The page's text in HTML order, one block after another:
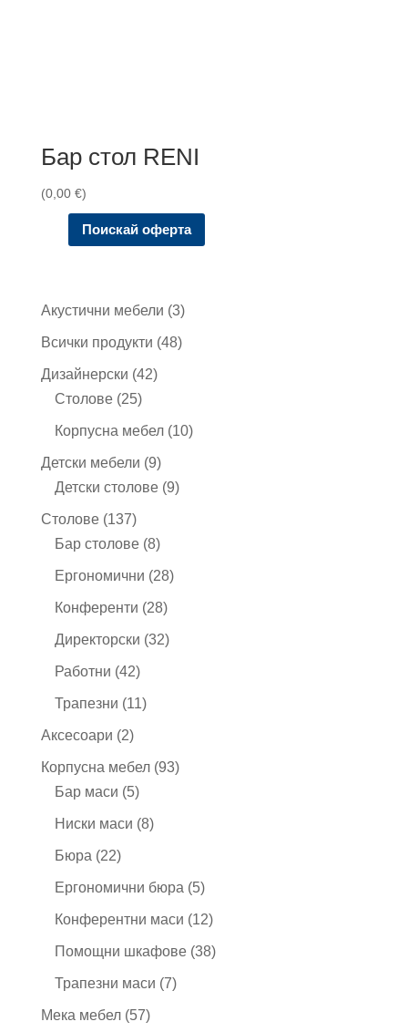
Бар стол RENI
(0,00 €)
Поискай оферта
Акустични мебели 33
продукта
Всички продукти 4848
Дизайнерски 4242
Столове 2525
продукта
Корпусна мебел 1010
Детски мебели 99
продукта
Детски столове 99
Столове 137137
продукта
Бар столове 88
продукта
Ергономични 2828
Конференти 2828
продукта
Директорски 3232
Работни 4242
продукта
Трапезни 1111
Аксесоари 22
продукта
Корпусна мебел 9393
Бар маси 55
продукта
Ниски маси 88
Бюра 2222
продукта
Ергономични бюра 55
продукта
Конферентни маси 1212
продукта
Помощни шкафове 3838
Трапезни маси 77
Мека мебел 5757